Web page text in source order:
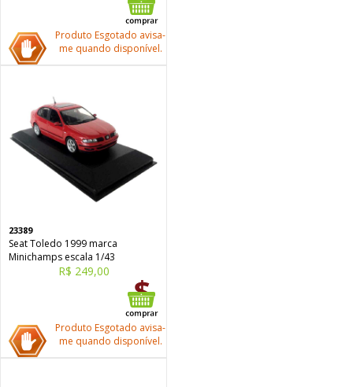
Produto Esgotado avisa-
me quando disponível.
23389
Seat Toledo 1999 marca
Minichamps escala 1/43
R$ 249,00
Produto Esgotado avisa-
me quando disponível.